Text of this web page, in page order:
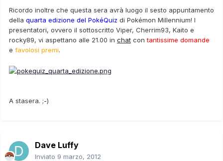
Ricordo inoltre che questa sera avrà luogo il sesto appuntamento
della quarta edizione del PokéQuiz di Pokémon Millennium! I
presentatori, ovvero il sottoscritto Viper, Cherrim93, Kaito e
rocky89, vi aspettano alle 21.00 in chat contantissime domande
e favolosi premi.
A stasera. ;-)
Dave Luffy
Inviato 9 marzo, 2012